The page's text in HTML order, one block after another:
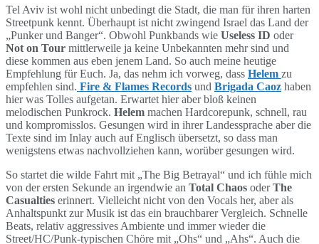
Tel Aviv ist wohl nicht unbedingt die Stadt, die man für ihren harten
Streetpunk kennt. Überhaupt ist nicht zwingend Israel das Land der
„Punker und Banger“. Obwohl Punkbands wie Useless ID oder
Not on Tour mittlerweile ja keine Unbekannten mehr sind und
diese kommen aus eben jenem Land. So auch meine heutige
Empfehlung für Euch. Ja, das nehm ich vorweg, dass Helem zu
empfehlen sind. Fire & Flames Records und Brigada Caoz haben
hier was Tolles aufgetan. Erwartet hier aber bloß keinen
melodischen Punkrock. Helem machen Hardcorepunk, schnell, rau
und kompromisslos. Gesungen wird in ihrer Landessprache aber die
Texte sind im Inlay auch auf Englisch übersetzt, so dass man
wenigstens etwas nachvollziehen kann, worüber gesungen wird.
So startet die wilde Fahrt mit „The Big Betrayal“ und ich fühle mich
von der ersten Sekunde an irgendwie an Total Chaos oderThe
Casualties erinnert. Vielleicht nicht von den Vocals her, aber als
Anhaltspunkt zur Musik ist das ein brauchbarer Vergleich. Schnelle
Beats, relativ aggressives Ambiente und immer wieder die
Street/HC/Punk-typischen Chöre mit „Ohs“ und „Ahs“. Auch die